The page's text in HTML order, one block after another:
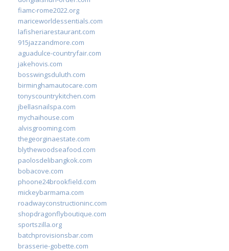
fiamc-rome2022.org
mariceworldessentials.com
lafisheriarestaurant.com
915jazzandmore.com
aguadulce-countryfair.com
jakehovis.com
bosswingsduluth.com
birminghamautocare.com
tonyscountrykitchen.com
jbellasnailspa.com
mychaihouse.com
alvisgrooming.com
thegeorginaestate.com
blythewoodseafood.com
paolosdelibangkok.com
bobacove.com
phoone24brookfield.com
mickeybarmama.com
roadwayconstructioninc.com
shopdragonflyboutique.com
sportszilla.org
batchprovisionsbar.com
brasserie-gobette.com